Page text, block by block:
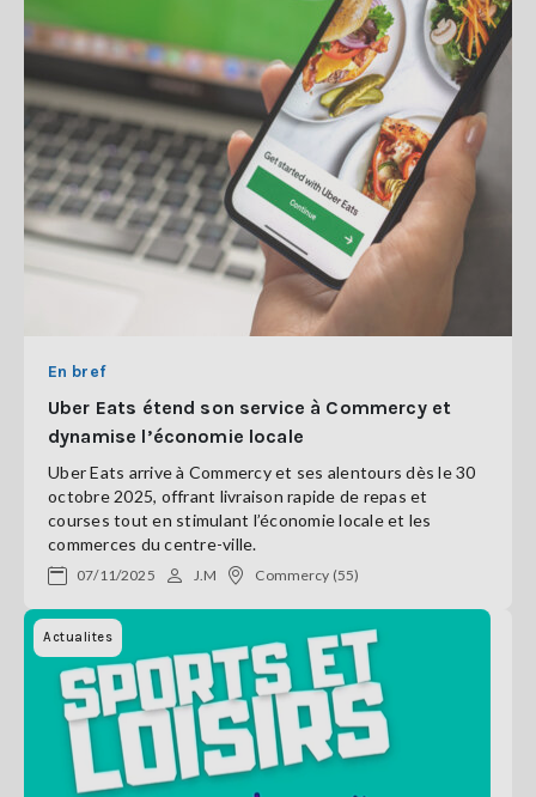
En bref
Uber Eats étend son service à Commercy et
dynamise l’économie locale
Uber Eats arrive à Commercy et ses alentours dès le 30
octobre 2025, offrant livraison rapide de repas et
courses tout en stimulant l’économie locale et les
commerces du centre-ville.
07/11/2025 J.M Commercy (55)
Actualites